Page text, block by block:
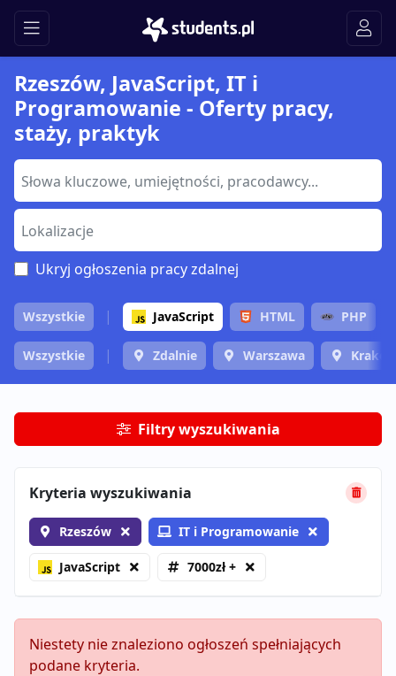
Rzeszów, JavaScript, IT i
Programowanie - Oferty pracy,
staży, praktyk
Ukryj ogłoszenia pracy zdalnej
Wszystkie JavaScript HTML PHP
Wszystkie Zdalnie Warszawa
Filtry wyszukiwania
Kryteria wyszukiwania
Rzeszów IT i Programowanie
JavaScript 7000zł +
Niestety nie znaleziono ogłoszeń spełniających
podane kryteria.